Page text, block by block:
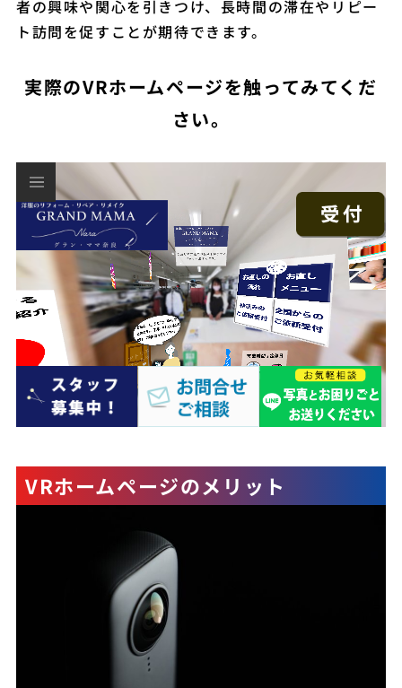
者の興味や関心を引きつけ、長時間の滞在やリピー
ト訪問を促すことが期待できます。
実際のVRホームページを触ってみてくだ
さい。
VRホームページのメリット